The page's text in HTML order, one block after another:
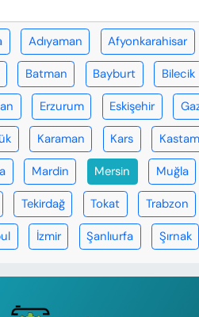
Adıyaman Afyonkarahisar
Batman Bayburt Bilecik
Erzurum Eskişehir
Karaman Kars
Mardin Mersin Muğla
Tekirdağ Tokat Trabzon
İzmir Şanlıurfa Şırnak
HABERLERİ